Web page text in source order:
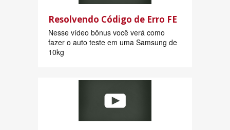
Resolvendo Código de Erro FE
Nesse vídeo bônus você verá como
fazer o auto teste em uma Samsung de
10kg